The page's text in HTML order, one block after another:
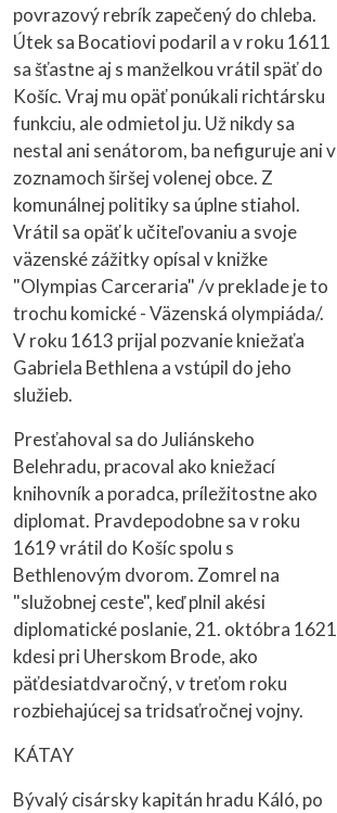
povrazový rebrík zapečený do chleba.
Útek sa Bocatiovi podaril a v roku 1611
sa šťastne aj s manželkou vrátil späť do
Košíc. Vraj mu opäť ponúkali richtársku
funkciu, ale odmietol ju. Už nikdy sa
nestal ani senátorom, ba nefiguruje ani v
zoznamoch širšej volenej obce. Z
komunálnej politiky sa úplne stiahol.
Vrátil sa opäť k učiteľovaniu a svoje
väzenské zážitky opísal v knižke
"Olympias Carceraria" /v preklade je to
trochu komické - Väzenská olympiáda/.
V roku 1613 prijal pozvanie kniežaťa
Gabriela Bethlena a vstúpil do jeho
služieb.
Presťahoval sa do Juliánskeho
Belehradu, pracoval ako kniežací
knihovník a poradca, príležitostne ako
diplomat. Pravdepodobne sa v roku
1619 vrátil do Košíc spolu s
Bethlenovým dvorom. Zomrel na
"služobnej ceste", keď plnil akési
diplomatické poslanie, 21. októbra 1621
kdesi pri Uherskom Brode, ako
päťdesiatdvaročný, v treťom roku
rozbiehajúcej sa tridsaťročnej vojny.
KÁTAY
Bývalý cisársky kapitán hradu Káló, po